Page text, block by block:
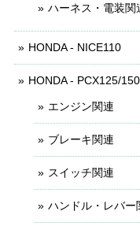
ハーネス・電装関
HONDA - NICE110
HONDA - PCX125/150
エンジン関連
ブレーキ関連
スイッチ関連
ハンドル・レバー